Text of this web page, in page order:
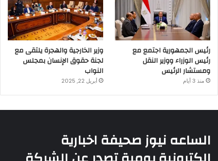
رئيس الجمهورية اجتمع مع
رئيس الوزراء ووزير النقل
ومستشار الرئيس
منذ 3 أيام
وزير الخارجية والهجرة يلتقى مع
لجنة حقوق الإنسان بمجلس
النواب
أبريل 22, 2025
الساعه نيوز صحيفة اخبارية